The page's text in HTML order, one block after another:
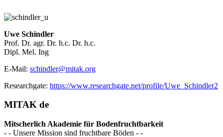
Uwe Schindler
Prof. Dr. agr. Dr. h.c. Dr. h.c.
Dipl. Mel. Ing
E-Mail: schindler@mitak.org
Researchgate: https://www.researchgate.net/profile/Uwe_Schindler2
MITAK de
Mitscherlich Akademie für Bodenfruchtbarkeit
- - Unsere Mission sind fruchtbare Böden - -